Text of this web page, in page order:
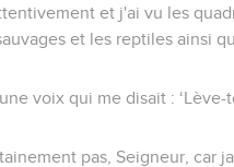
et j'ai vu les
et les reptiles ainsi
voix qui me disait : ‘Lève-
pas, Seigneur, car